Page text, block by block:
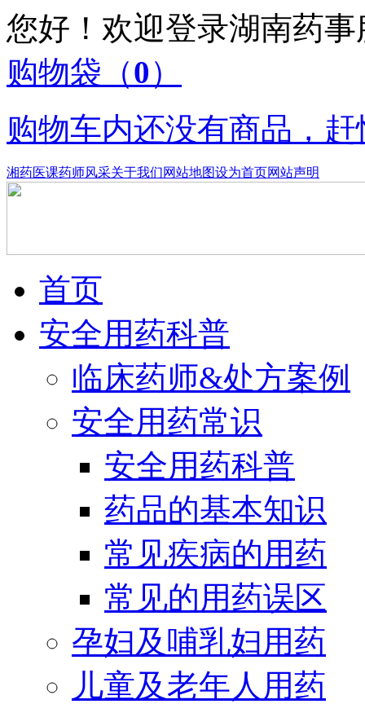
您好！欢迎登录湖南药
购物袋 （0）
购物车内还没有商品，
湘药医课药师风采关于我们网站地图设为首页网站声明
首页
安全用药科普
临床药师&处方案例
安全用药常识
安全用药科普
药品的基本知识
常见疾病的用药
常见的用药误区
孕妇及哺乳妇用药
儿童及老年人用药